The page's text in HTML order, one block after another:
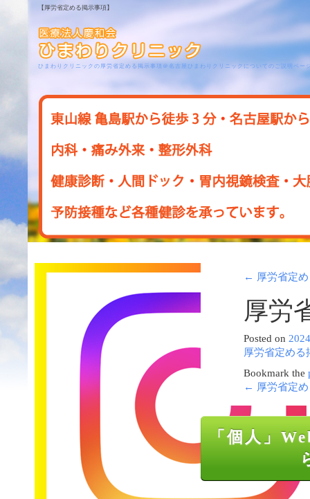
【厚労省定める掲示事項】
ひまわりクリニックの厚労省定める掲示事項＠名古屋ひまわりクリニックについてのご説明ペー
← 厚労省定
厚労
Posted on
厚労省定める
Bookmark the
← 厚労省定
「個人」